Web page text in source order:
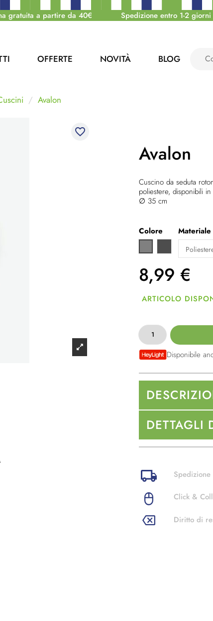
gratuita a partire da 40€ Spedizione entro 1-2
OFFERTE NOVITÀ BLOG
Avalon
favorite_border
Avalon
Cuscino da seduta
poliestere, disponibili
∅ 35 cm
Colore
Grigio scuro
Materiale
8,99 €
ARTICOLO
Disponibile
DETTAGLI
Click &
Diritto di